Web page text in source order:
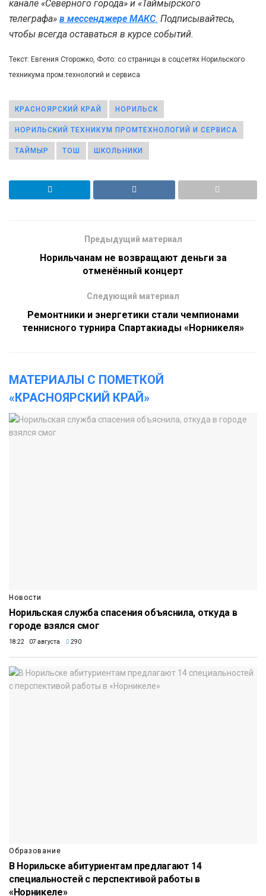
канале «Северного города» и «Таймырского
телеграфа» в мессенджере MAКС. Подписывайтесь,
чтобы всегда оставаться в курсе событий.
Текст: Евгения Сторожко, Фото: со страницы в соцсетях Норильского
техникума пром.технологий и сервиса
КРАСНОЯРСКИЙ КРАЙ НОРИЛЬСК
НОРИЛЬСКИЙ ТЕХНИКУМ ПРОМТЕХНОЛОГИЙ И СЕРВИСА
ТАЙМЫР ТОШ ШКОЛЬНИКИ
Предыдущий материал
Норильчанам не возвращают деньги за
отменённый концерт
Следующий материал
Ремонтники и энергетики стали чемпионами
теннисного турнира Спартакиады «Норникеля»
МАТЕРИАЛЫ С ПОМЕТКОЙ
«КРАСНОЯРСКИЙ КРАЙ»
Новости
Норильская служба спасения объяснила, откуда в
городе взялся смог
18:22 07 августа 290
Образование
В Норильске абитуриентам предлагают 14
специальностей с перспективой работы в
«Норникеле»